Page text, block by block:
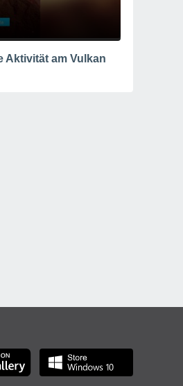
Aktivität am Vulkan